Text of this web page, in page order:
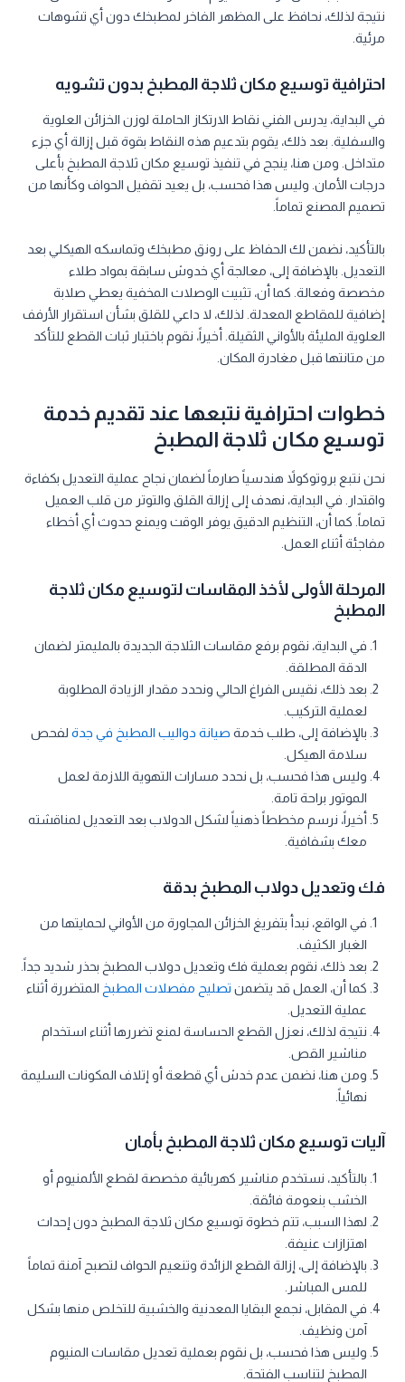
نتيجة لذلك، نحافظ على المظهر الفاخر لمطبخك دون أي تشوهات
مرئية.
احترافية توسيع مكان ثلاجة المطبخ بدون تشويه
في البداية، يدرس الفني نقاط الارتكاز الحاملة لوزن الخزائن العلوية
والسفلية. بعد ذلك، يقوم بتدعيم هذه النقاط بقوة قبل إزالة أي جزء
متداخل. ومن هنا، ينجح في تنفيذ توسيع مكان ثلاجة المطبخ بأعلى
درجات الأمان. وليس هذا فحسب، بل يعيد تقفيل الحواف وكأنها من
تصميم المصنع تماماً.
بالتأكيد، نضمن لك الحفاظ على رونق مطبخك وتماسكه الهيكلي بعد
التعديل. بالإضافة إلى، معالجة أي خدوش سابقة بمواد طلاء
مخصصة وفعالة. كما أن، تثبيت الوصلات المخفية يعطي صلابة
إضافية للمقاطع المعدلة. لذلك، لا داعي للقلق بشأن استقرار الأرفف
العلوية المليئة بالأواني الثقيلة. أخيراً، نقوم باختبار ثبات القطع للتأكد
من متانتها قبل مغادرة المكان.
خطوات احترافية نتبعها عند تقديم خدمة
توسيع مكان ثلاجة المطبخ
نحن نتبع بروتوكولاً هندسياً صارماً لضمان نجاح عملية التعديل بكفاءة
واقتدار. في البداية، نهدف إلى إزالة القلق والتوتر من قلب العميل
تماماً. كما أن، التنظيم الدقيق يوفر الوقت ويمنع حدوث أي أخطاء
مفاجئة أثناء العمل.
المرحلة الأولى لأخذ المقاسات لتوسيع مكان ثلاجة
المطبخ
في البداية، نقوم برفع مقاسات الثلاجة الجديدة بالمليمتر لضمان
الدقة المطلقة.
بعد ذلك، نقيس الفراغ الحالي ونحدد مقدار الزيادة المطلوبة
لعملية التركيب.
بالإضافة إلى، طلب خدمة صيانة دواليب المطبخ في جدة لفحص
سلامة الهيكل.
وليس هذا فحسب، بل نحدد مسارات التهوية اللازمة لعمل
الموتور براحة تامة.
أخيراً، نرسم مخططاً ذهنياً لشكل الدولاب بعد التعديل لمناقشته
معك بشفافية.
فك وتعديل دولاب المطبخ بدقة
في الواقع، نبدأ بتفريغ الخزائن المجاورة من الأواني لحمايتها من
الغبار الكثيف.
بعد ذلك، نقوم بعملية فك وتعديل دولاب المطبخ بحذر شديد جداً.
كما أن، العمل قد يتضمن تصليح مفصلات المطبخ المتضررة أثناء
عملية التعديل.
نتيجة لذلك، نعزل القطع الحساسة لمنع تضررها أثناء استخدام
مناشير القص.
ومن هنا، نضمن عدم خدش أي قطعة أو إتلاف المكونات السليمة
نهائياً.
آليات توسيع مكان ثلاجة المطبخ بأمان
بالتأكيد، نستخدم مناشير كهربائية مخصصة لقطع الألمنيوم أو
الخشب بنعومة فائقة.
لهذا السبب، تتم خطوة توسيع مكان ثلاجة المطبخ دون إحداث
اهتزازات عنيفة.
بالإضافة إلى، إزالة القطع الزائدة وتنعيم الحواف لتصبح آمنة تماماً
للمس المباشر.
في المقابل، نجمع البقايا المعدنية والخشبية للتخلص منها بشكل
آمن ونظيف.
وليس هذا فحسب، بل نقوم بعملية تعديل مقاسات المنيوم
المطبخ لتناسب الفتحة.